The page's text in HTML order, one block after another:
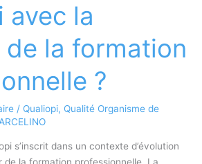
avec la
de la formation
?
/ Qualiopi, Qualité Organisme de
s’inscrit dans un contexte d’évolution